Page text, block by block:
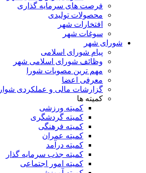
فرصت های سرمایه گذاری
محصولات تولیدی
افتخارات شهر
سوغات شهر
شورای شهر
پیام شورای اسلامی
وظائف شورای اسلامی شهر
مهم ترین مصوبات شورا
معرفی اعضا
گزارشات مالی و عملکردی شوارا
کمیته ها
کمیته ورزشی
کمیته گردشگری
کمیته فرهنگی
کمیته عمران
کمیته درآمد
کمیته جذب سرمایه گذار
کمیته امور اجتماعی